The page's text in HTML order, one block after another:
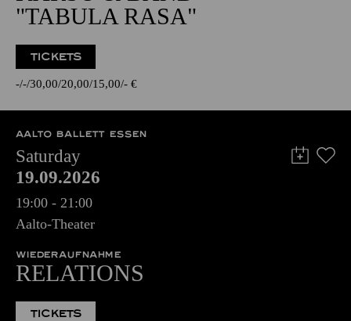
"TABULA RASA"
TICKETS
- - 30,00 20,00 15,00 - €
AALTO BALLETT ESSEN
Saturday
19.09.2026
19:00 - 21:00
Aalto-Theater
WIEDERAUFNAHME
RELATIONS
TICKETS